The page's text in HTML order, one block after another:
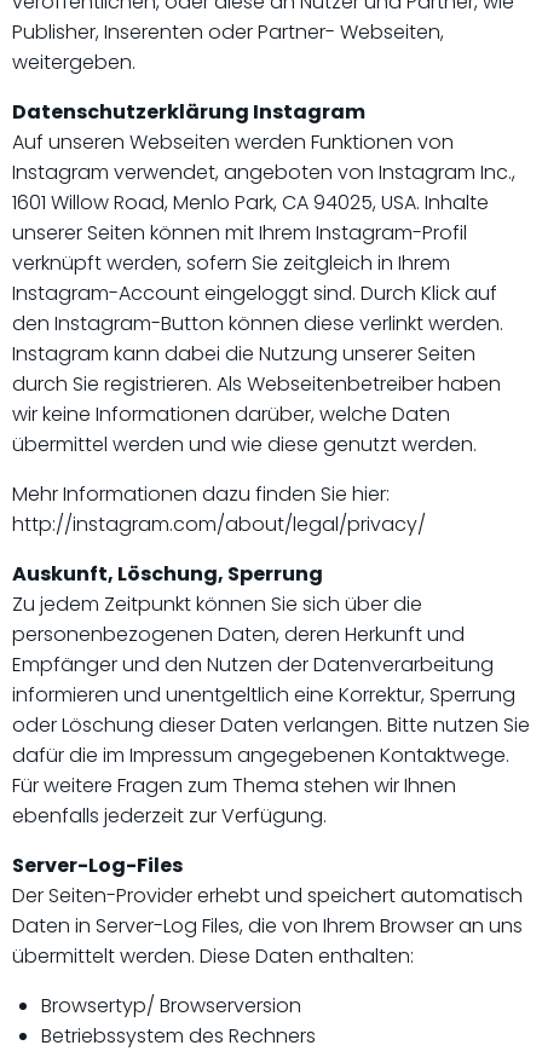
Publisher, Inserenten oder Partner- Webseiten,
weitergeben.
Datenschutzerklärung Instagram
Auf unseren Webseiten werden Funktionen von
Instagram verwendet, angeboten von Instagram Inc.,
1601 Willow Road, Menlo Park, CA 94025, USA. Inhalte
unserer Seiten können mit Ihrem Instagram-Profil
verknüpft werden, sofern Sie zeitgleich in Ihrem
Instagram-Account eingeloggt sind. Durch Klick auf
den Instagram-Button können diese verlinkt werden.
Instagram kann dabei die Nutzung unserer Seiten
durch Sie registrieren. Als Webseitenbetreiber haben
wir keine Informationen darüber, welche Daten
übermittel werden und wie diese genutzt werden.
Mehr Informationen dazu finden Sie hier:
http://instagram.com/about/legal/privacy/
Auskunft, Löschung, Sperrung
Zu jedem Zeitpunkt können Sie sich über die
personenbezogenen Daten, deren Herkunft und
Empfänger und den Nutzen der Datenverarbeitung
informieren und unentgeltlich eine Korrektur, Sperrung
oder Löschung dieser Daten verlangen. Bitte nutzen Sie
dafür die im Impressum angegebenen Kontaktwege.
Für weitere Fragen zum Thema stehen wir Ihnen
ebenfalls jederzeit zur Verfügung.
Server-Log-Files
Der Seiten-Provider erhebt und speichert automatisch
Daten in Server-Log Files, die von Ihrem Browser an uns
übermittelt werden. Diese Daten enthalten:
Browsertyp/ Browserversion
Betriebssystem des Rechners